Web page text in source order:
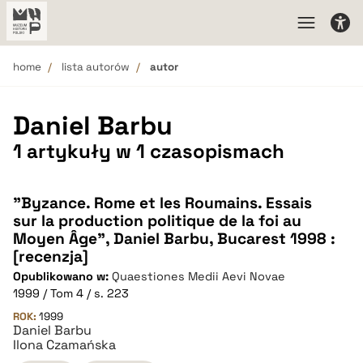
home lista autorów autor
Daniel Barbu
1 artykuły w 1 czasopismach
"Byzance. Rome et les Roumains. Essais
sur la production politique de la foi au
Moyen Âge", Daniel Barbu, Bucarest 1998 :
[recenzja]
Opublikowano w: Quaestiones Medii Aevi Novae
1999 / Tom 4 / s. 223
ROK: 1999
Daniel Barbu
Ilona Czamańska